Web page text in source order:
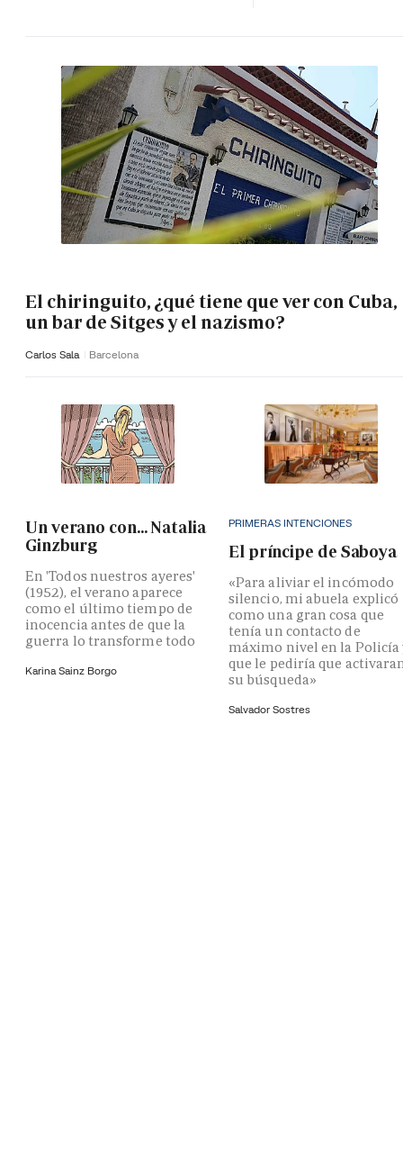
El chiringuito, ¿qué tiene que ver con Cuba,
un bar de Sitges y el nazismo?
Carlos Sala Barcelona
Un verano con... Natalia
Ginzburg
En 'Todos nuestros ayeres'
(1952), el verano aparece
como el último tiempo de
inocencia antes de que la
guerra lo transforme todo
Karina Sainz Borgo
PRIMERAS INTENCIONES
El príncipe de Saboya
«Para aliviar el incómodo
silencio, mi abuela explicó
como una gran cosa que
tenía un contacto de
máximo nivel en la Policía
que le pediría que
su búsqueda»
Salvador Sostres